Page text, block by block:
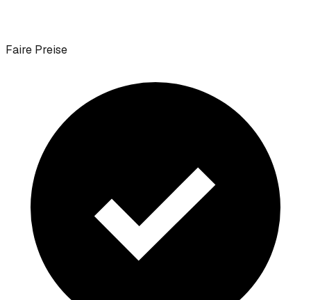
Faire Preise